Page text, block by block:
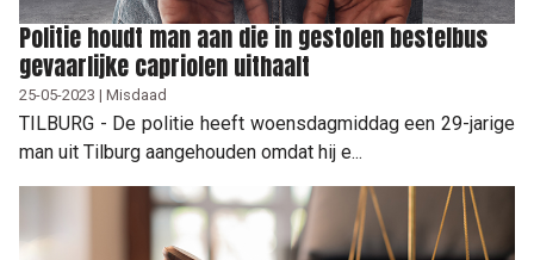
Politie houdt man aan die in gestolen bestelbus
gevaarlijke capriolen uithaalt
25-05-2023 | Misdaad
TILBURG - De politie heeft woensdagmiddag een 29-jarige
man uit Tilburg aangehouden omdat hij e...